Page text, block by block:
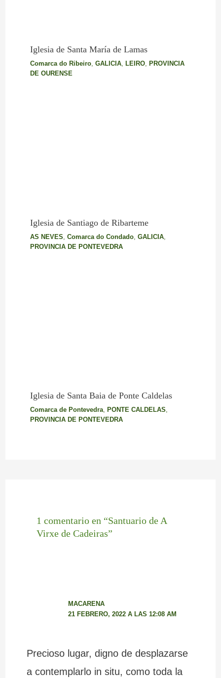
Iglesia de Santa María de Lamas
Comarca do Ribeiro, GALICIA, LEIRO, PROVINCIA
DE OURENSE
Iglesia de Santiago de Ribarteme
AS NEVES Comarca do Condado, GALICIA,
PROVINCIA DE PONTEVEDRA
Iglesia de Santa Baia de Ponte Caldelas
Comarca de Pontevedra, PONTE CALDELAS,
PROVINCIA DE PONTEVEDRA
1 comentario en “Santuario de A
Virxe de Cadeiras”
MACARENA
21 FEBRERO, 2022 A LAS 12:08 AM
Precioso lugar, digno de desplazarse
a contemplarlo in situ, como toda la